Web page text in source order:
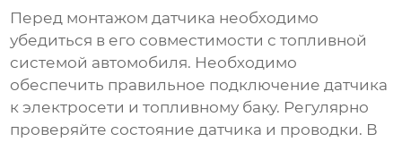
Перед монтажом датчика необходимо
убедиться в его совместимости с топливной
системой автомобиля. Необходимо
обеспечить правильное подключение датчика
к электросети и топливному баку. Регулярно
проверяйте состояние датчика и проводки. В